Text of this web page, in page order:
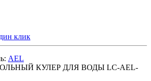
клик
AEL
КУЛЕР ДЛЯ ВОДЫ LC-AEL-